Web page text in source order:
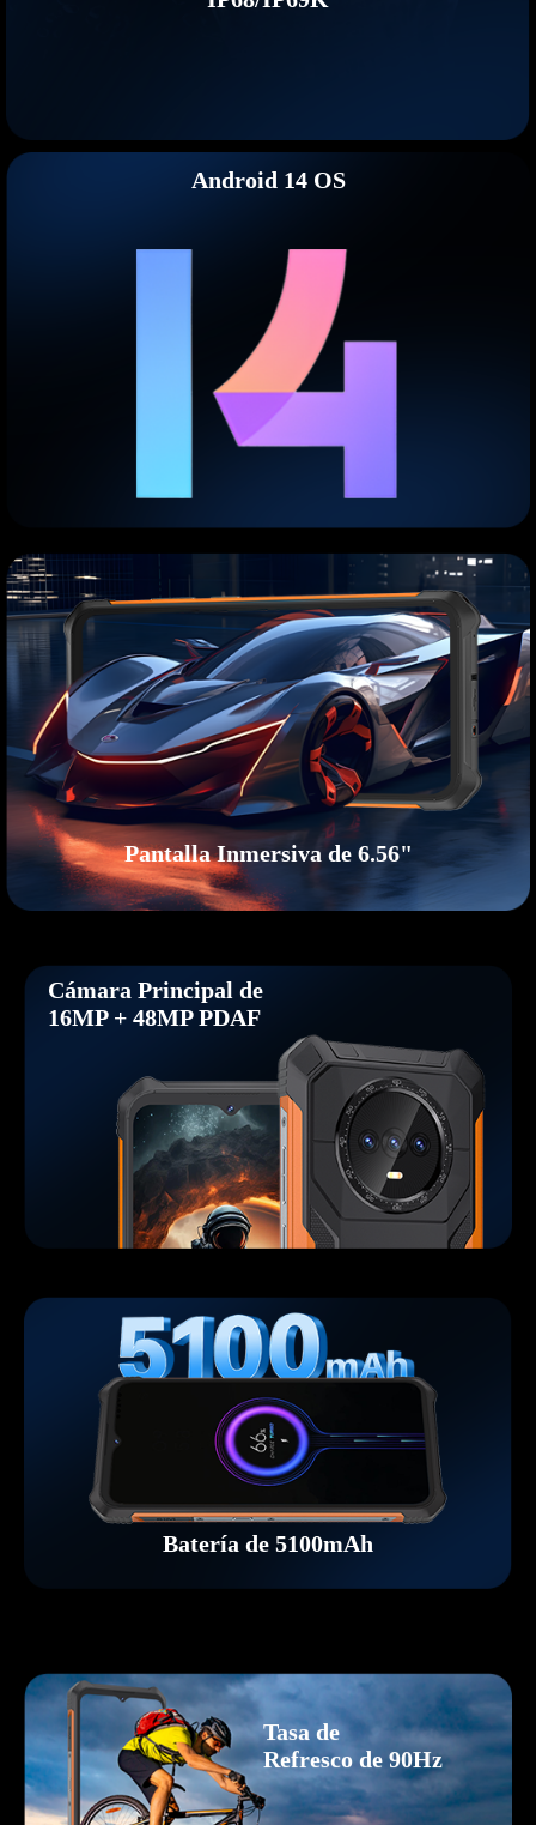
Android 14 OS
Pantalla Inmersiva de 6.56"
Cámara Principal de
16MP + 48MP PDAF
Batería de 5100mAh
Tasa de
Refresco de 90Hz